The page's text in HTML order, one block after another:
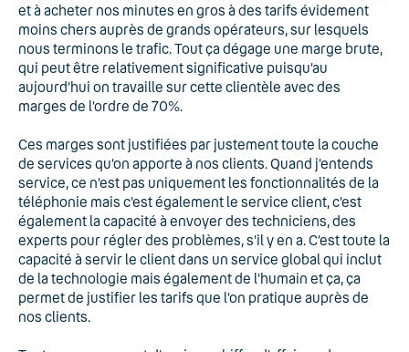
et à acheter nos minutes en gros à des tarifs évidement
moins chers auprès de grands opérateurs, sur lesquels
nous terminons le trafic. Tout ça dégage une marge brute,
qui peut être relativement significative puisqu’au
aujourd’hui on travaille sur cette clientèle avec des
marges de l’ordre de 70%.
Ces marges sont justifiées par justement toute la couche
de services qu’on apporte à nos clients. Quand j’entends
service, ce n’est pas uniquement les fonctionnalités de la
téléphonie mais c’est également le service client, c’est
également la capacité à envoyer des techniciens, des
experts pour régler des problèmes, s’il y en a. C’est toute la
capacité à servir le client dans un service global qui inclut
de la technologie mais également de l’humain et ça, ça
permet de justifier les tarifs que l’on pratique auprès de
nos clients.